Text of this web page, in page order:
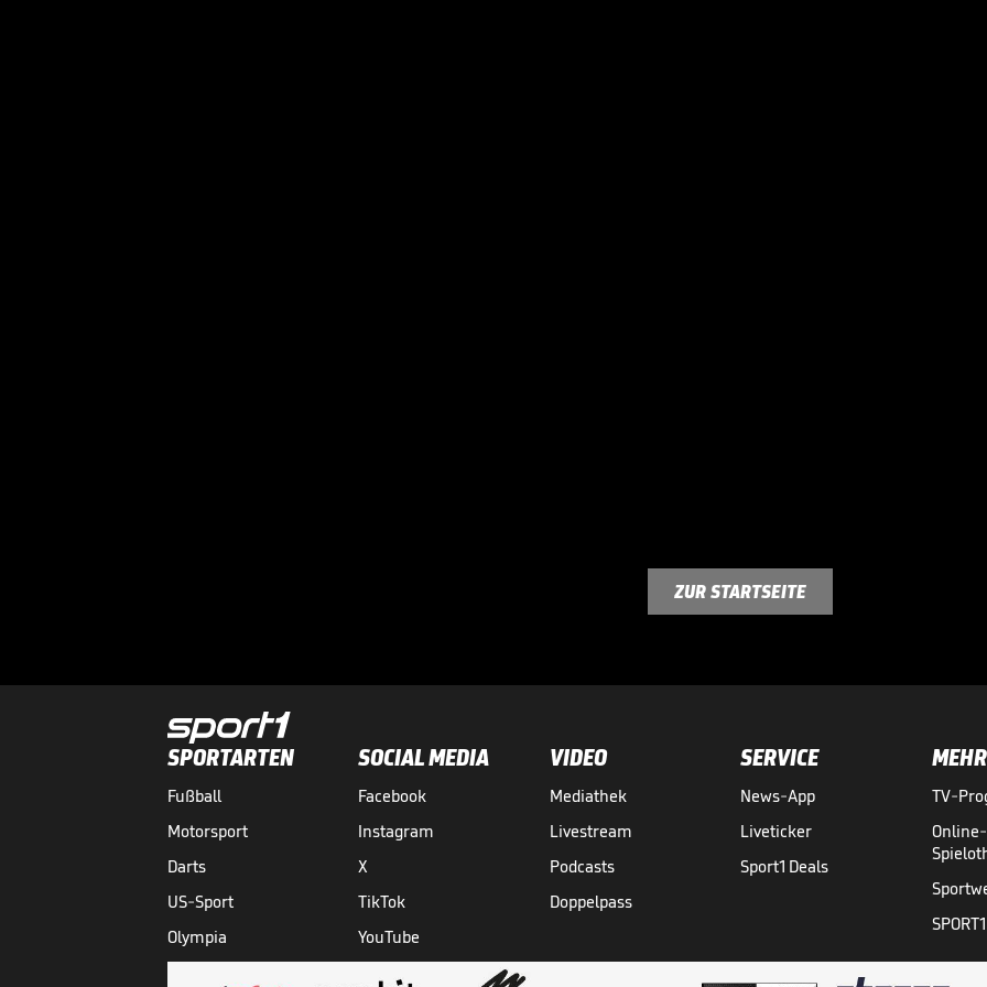
ZUR STARTSEITE
SPORTARTEN
Fußball
Motorsport
Darts
US-Sport
Olympia
SOCIAL MEDIA
Facebook
Instagram
X
TikTok
YouTube
VIDEO
Mediathek
Livestream
Podcasts
Doppelpass
SERVICE
News-App
Liveticker
Sport1 Deals
MEHR
TV-